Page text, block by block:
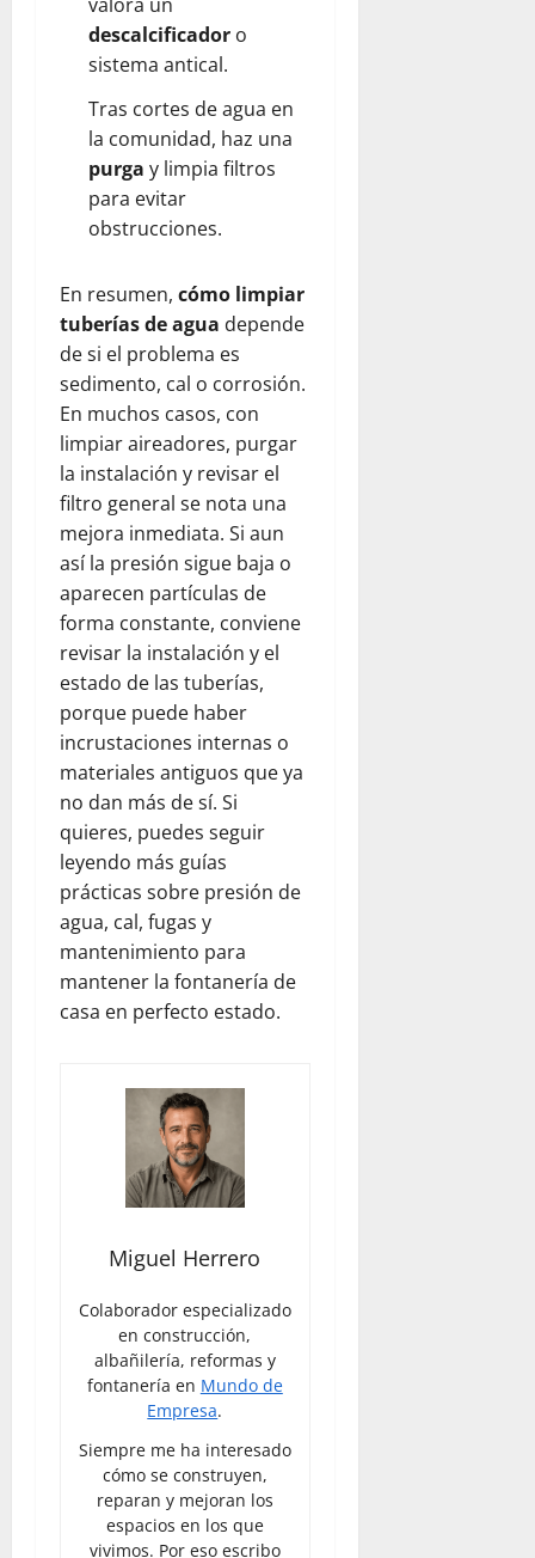
descalcificador o
sistema antical.
Tras cortes de agua en
la comunidad, haz una
purga y limpia filtros
para evitar
obstrucciones.
En resumen, cómo limpiar
tuberías de agua depende
de si el problema es
sedimento, cal o corrosión.
En muchos casos, con
limpiar aireadores, purgar
la instalación y revisar el
filtro general se nota una
mejora inmediata. Si aun
así la presión sigue baja o
aparecen partículas de
forma constante, conviene
revisar la instalación y el
estado de las tuberías,
porque puede haber
incrustaciones internas o
materiales antiguos que ya
no dan más de sí. Si
quieres, puedes seguir
leyendo más guías
prácticas sobre presión de
agua, cal, fugas y
mantenimiento para
mantener la fontanería de
casa en perfecto estado.
Miguel Herrero
Colaborador especializado
en construcción,
albañilería, reformas y
fontanería en Mundo de
Empresa.
Siempre me ha interesado
cómo se construyen,
reparan y mejoran los
espacios en los que
vivimos. Por eso escribo